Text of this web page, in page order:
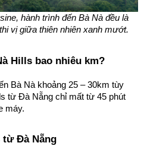
hành trình đến Bà Nà đều là
vị giữa thiên nhiên xanh mướt.
Hills bao nhiêu km?
Bà Nà khoảng 25 – 30km tùy
từ Đà Nẵng chỉ mất từ 45 phút
máy.
từ Đà Nẵng